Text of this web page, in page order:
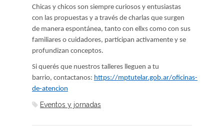
Chicas y chicos son siempre curiosos y entusiastas
con las propuestas y a través de charlas que surgen
de manera espontánea, tanto con ellxs como con sus
familiares o cuidadores, participan activamente y se
profundizan conceptos.
Si querés que nuestros talleres lleguen a tu
barrio, contactanos: https://mptutelar.gob.ar/oficinas-
de-atencion
Eventos y jornadas